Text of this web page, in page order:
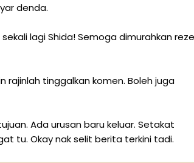
denda.
lagi Shida! Semoga dimurahkan
rajinlah tinggalkan komen. Boleh juga
Ada urusan baru keluar. Setakat
tu. Okay nak selit berita terkini tadi.